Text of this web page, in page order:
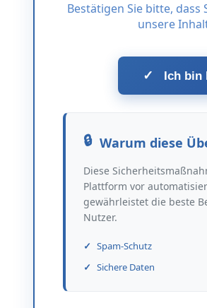
Bestätigen Sie bitte, dass
unsere
✓ Ich bin
Warum diese
Diese
Plattform vor
gewährleistet die beste
Nutzer.
Spam-Schutz
Sichere Daten